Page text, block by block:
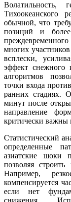
Волатильность,
Тихоокеанского
обычной, что
позиций и
многих
всплески,
эффект снежного
алгоритмов
точки входа
ранних стадиях.
минут после
направление
критически важны
Статистический
определенные
азиатские шоки
позволяя строить
Например,
компенсируется
если нет
снижения.